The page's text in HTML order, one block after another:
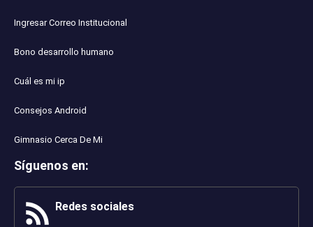
Ingresar Correo Institucional
Bono desarrollo humano
Cuál es mi ip
Consejos Android
Gimnasio Cerca De Mi
Síguenos en:
Redes sociales